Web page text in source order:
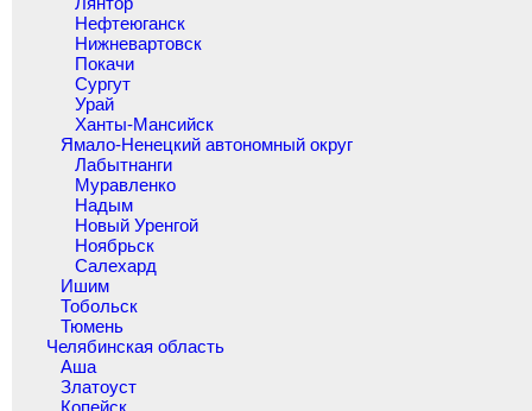
Нефтеюганск
Нижневартовск
Покачи
Сургут
Урай
Ханты-Мансийск
Ямало-Ненецкий автономный округ
Лабытнанги
Муравленко
Надым
Новый Уренгой
Ноябрьск
Салехард
Ишим
Тобольск
Тюмень
Челябинская область
Аша
Златоуст